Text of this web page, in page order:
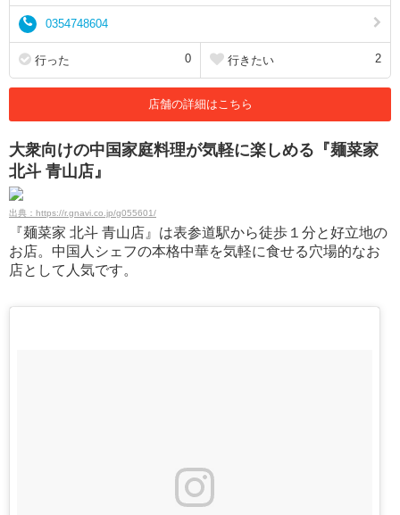
0354748604
行った 0 行きたい 2
店舗の詳細はこちら
大衆向けの中国家庭料理が気軽に楽しめる『麺菜家
北斗 青山店』
出典：https://r.gnavi.co.jp/g055601/
『麺菜家 北斗 青山店』は表参道駅から徒歩１分と好立地の
お店。中国人シェフの本格中華を気軽に食せる穴場的なお
店として人気です。